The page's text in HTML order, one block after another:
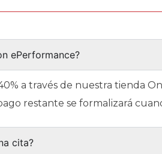
ePerformance?
a través de nuestra tienda
restante se formalizará
cita?